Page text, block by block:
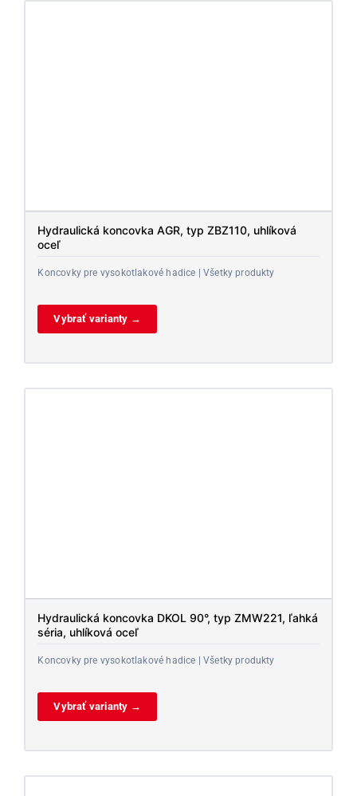
Hydraulická koncovka AGR, typ ZBZ110, uhlíková
oceľ
Koncovky pre vysokotlakové hadice | Všetky produkty
Vybrať varianty →
Hydraulická koncovka DKOL 90°, typ ZMW221, ľahká
séria, uhlíková oceľ
Koncovky pre vysokotlakové hadice | Všetky produkty
Vybrať varianty →